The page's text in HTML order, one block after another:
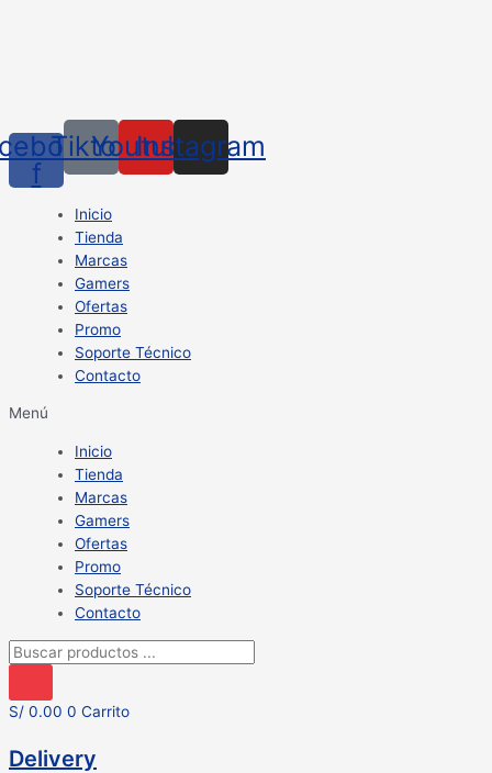
f
TiktokYoutube
Instagram
Inicio
Tienda
Marcas
Gamers
Ofertas
Promo
Soporte Técnico
Contacto
Menú
Inicio
Tienda
Marcas
Gamers
Ofertas
Promo
Soporte Técnico
Contacto
Búsqueda
productos
S/ 0.00 0 Carrito
Delivery